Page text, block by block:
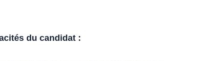
du candidat :